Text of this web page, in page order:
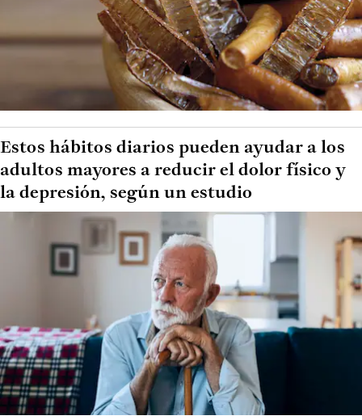
Estos hábitos diarios pueden ayudar a los
adultos mayores a reducir el dolor físico y
la depresión, según un estudio